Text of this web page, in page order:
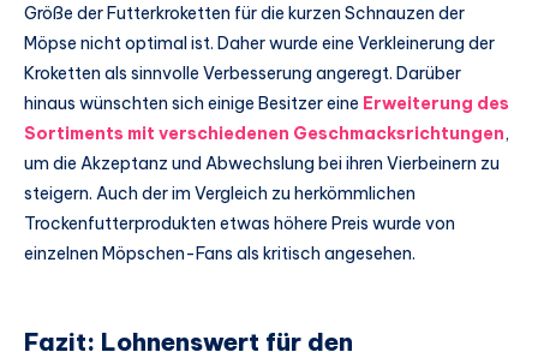
Größe der Futterkroketten für die kurzen Schnauzen der
Möpse nicht optimal ist. Daher wurde eine Verkleinerung der
Kroketten als sinnvolle Verbesserung angeregt. Darüber
hinaus wünschten sich einige Besitzer eine Erweiterung des
Sortiments mit verschiedenen Geschmacksrichtungen,
um die Akzeptanz und Abwechslung bei ihren Vierbeinern zu
steigern. Auch der im Vergleich zu herkömmlichen
Trockenfutterprodukten etwas höhere Preis wurde von
einzelnen Möpschen-Fans als kritisch angesehen.
Fazit: Lohnenswert für den